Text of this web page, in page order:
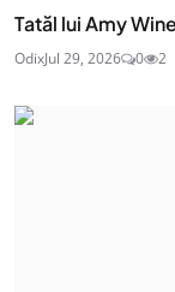
Tatăl lui Amy
OdixJul 29, 2026 0 2